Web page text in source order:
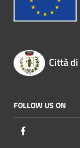
Città
FOLLOW US ON